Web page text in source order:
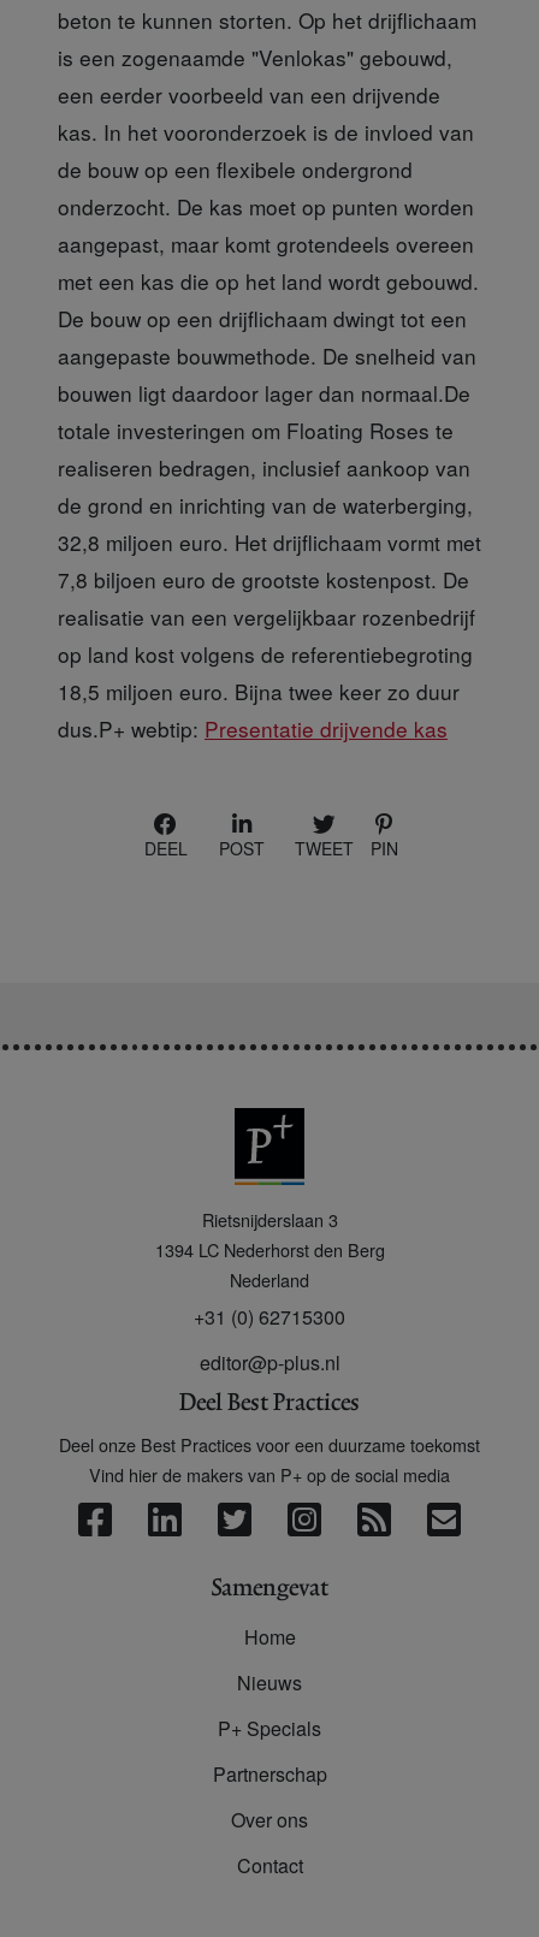
beton te kunnen storten. Op het drijflichaam
is een zogenaamde "Venlokas" gebouwd,
een eerder voorbeeld van een drijvende
kas. In het vooronderzoek is de invloed van
de bouw op een flexibele ondergrond
onderzocht. De kas moet op punten worden
aangepast, maar komt grotendeels overeen
met een kas die op het land wordt gebouwd.
De bouw op een drijflichaam dwingt tot een
aangepaste bouwmethode. De snelheid van
bouwen ligt daardoor lager dan normaal.De
totale investeringen om Floating Roses te
realiseren bedragen, inclusief aankoop van
de grond en inrichting van de waterberging,
32,8 miljoen euro. Het drijflichaam vormt met
7,8 biljoen euro de grootste kostenpost. De
realisatie van een vergelijkbaar rozenbedrijf
op land kost volgens de referentiebegroting
18,5 miljoen euro. Bijna twee keer zo duur
dus.P+ webtip: Presentatie drijvende kas
DEEL POST TWEET PIN
Rietsnijderslaan 3
1394 LC Nederhorst den Berg
Nederland
+31 (0) 62715300
editor@p-plus.nl
Deel Best Practices
Deel onze Best Practices voor een duurzame toekomst
Vind hier de makers van P+ op de social media
Samengevat
Home
Nieuws
P+ Specials
Partnerschap
Over ons
Contact